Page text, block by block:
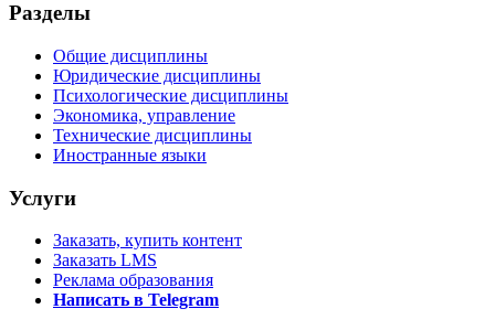
Разделы
Общие дисциплины
Юридические дисциплины
Психологические дисциплины
Экономика, управление
Технические дисциплины
Иностранные языки
Услуги
Заказать, купить контент
Заказать LMS
Реклама образования
Написать в Telegram